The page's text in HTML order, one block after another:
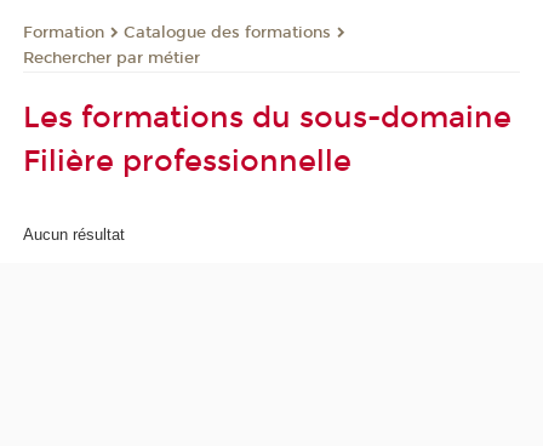
Formation
Catalogue des formations
Rechercher par métier
Les formations du sous-domaine
Filière professionnelle
Aucun résultat